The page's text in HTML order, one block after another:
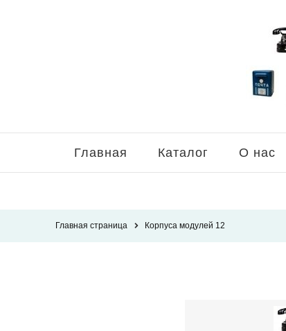
Главная Каталог О нас
Главная страница Корпуса модулей 12